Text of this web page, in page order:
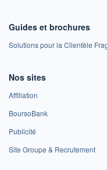
Guides et brochures
Solutions pour la Clientèle
Nos sites
Affiliation
BoursoBank
Publicité
Site Groupe & Recrutement